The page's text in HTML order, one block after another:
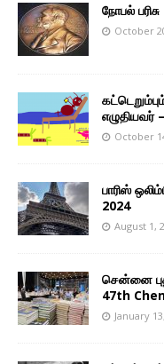
நோபல்
October
எழுதியவர்
October
பாரிஸ்
2024
August 1,
சென்னை
47th
January